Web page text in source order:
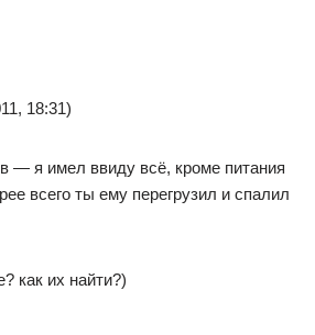
18:31)
— я имел ввиду всё, кроме питания
всего ты ему перегрузил и спалил
как их найти?)